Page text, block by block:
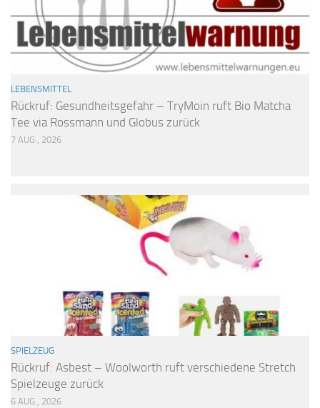
LEBENSMITTEL
Rückruf: Gesundheitsgefahr – TryMoin ruft Bio Matcha
Tee via Rossmann und Globus zurück
7 AUG., 2026
SPIELZEUG
Rückruf: Asbest – Woolworth ruft verschiedene Stretch
Spielzeuge zurück
6 AUG., 2026